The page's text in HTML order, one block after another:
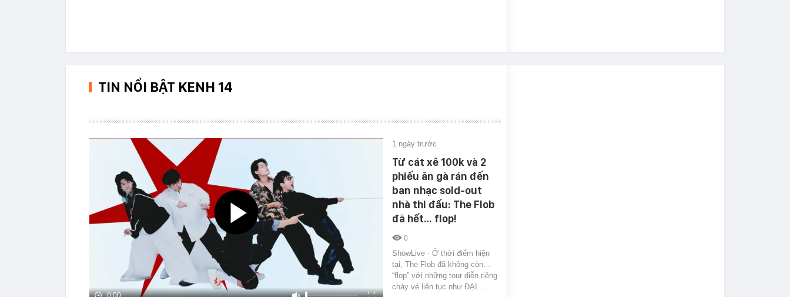
TIN NỔI BẬT KENH 14
0:00
1 ngày trước
Từ cát xê 100k và 2
phiếu ăn gà rán đến
ban nhạc sold-out
nhà thi đấu: The Flob
đã hết… flop!
0
ShowLive · Ở thời điểm hiện
tại, The Flob đã không còn…
“flop” với những tour diễn riêng
cháy vé liên tục như ĐẠI…